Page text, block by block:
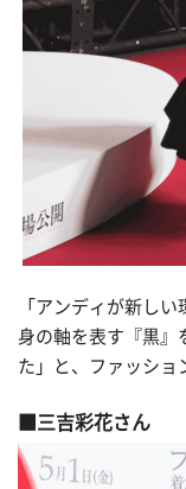
「アンディが新し
身の軸を表す『黒』
た」と、ファッショ
三吉彩花さん